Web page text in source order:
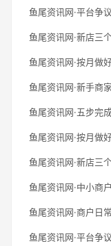
鱼尾资讯网·平台争
鱼尾资讯网·新店三
鱼尾资讯网·按月做
鱼尾资讯网·新手商
鱼尾资讯网·五步完
鱼尾资讯网·按月做
鱼尾资讯网·新店三
鱼尾资讯网·中小商
鱼尾资讯网·商户日
鱼尾资讯网·平台争